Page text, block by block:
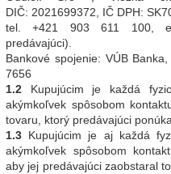
DIČ: 2021699372, IČ DPH:
tel. +421 903 611 100, e-
predávajúci).
Bankové spojenie: VÚB
7656
1.2 Kupujúcim je každá
akýmkoľvek spôsobom
tovaru, ktorý predávajúci
1.3 Kupujúcim je aj každá
akýmkoľvek spôsobom
aby jej predávajúci zaobstaral